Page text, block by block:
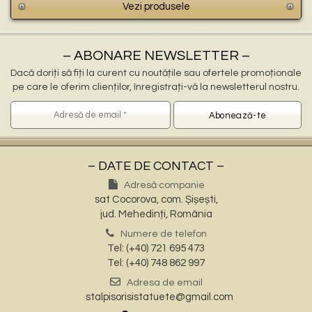
Vezi produsele
– ABONARE NEWSLETTER –
Dacă doriți să fiți la curent cu noutățile sau ofertele promoționale
pe care le oferim clienților, înregistrați-vă la newsletterul nostru.
– DATE DE CONTACT –
Adresă companie
sat Cocorova, com. Șișești,
jud. Mehedinți, România
Numere de telefon
Tel: (+40) 721 695 473
Tel: (+40) 748 862 997
Adresa de email
stalpisorisistatuete@gmail.com